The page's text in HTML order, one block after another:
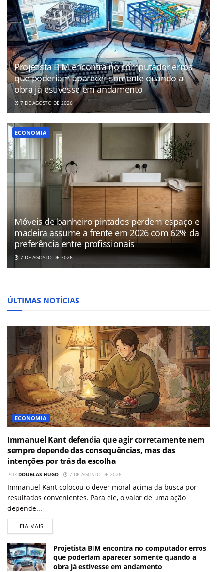
Projetista BIM encontra no computador erros
que poderiam aparecer somente quando a
obra já estivesse em andamento
7 DE AGOSTO DE 2026
ECONOMIA
Móveis de banheiro pintados perdem espaço e
madeira assume a frente em 2026 com 62% da
preferência entre profissionais
7 DE AGOSTO DE 2026
ÚLTIMAS NOTÍCIAS
ECONOMIA
Immanuel Kant defendia que agir corretamente nem
sempre depende das consequências, mas das
intenções por trás da escolha
POR DOUGLAS HUGO 7 DE AGOSTO DE 2026
Immanuel Kant colocou o dever moral acima da busca por
resultados convenientes. Para ele, o valor de uma ação
depende...
LEIA MAIS
Projetista BIM encontra no computador erros
que poderiam aparecer somente quando a
obra já estivesse em andamento